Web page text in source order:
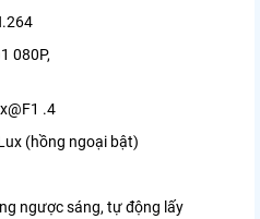
080P,
.4
(hồng ngoại bật)
ngược sáng, tự động lấy